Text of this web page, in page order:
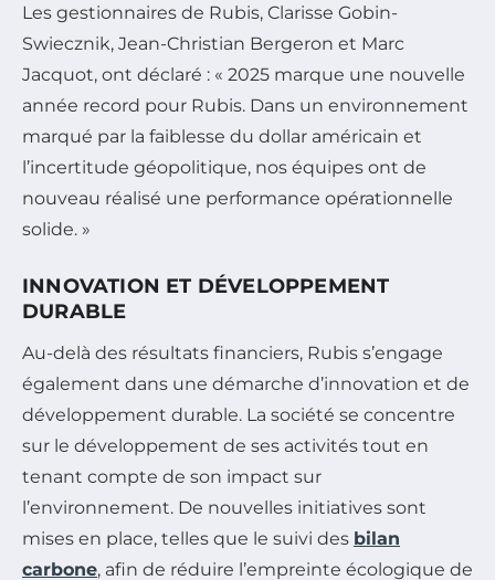
Les gestionnaires de Rubis, Clarisse Gobin-
Swiecznik, Jean-Christian Bergeron et Marc
Jacquot, ont déclaré : « 2025 marque une nouvelle
année record pour Rubis. Dans un environnement
marqué par la faiblesse du dollar américain et
l’incertitude géopolitique, nos équipes ont de
nouveau réalisé une performance opérationnelle
solide. »
INNOVATION ET DÉVELOPPEMENT
DURABLE
Au-delà des résultats financiers, Rubis s’engage
également dans une démarche d’innovation et de
développement durable. La société se concentre
sur le développement de ses activités tout en
tenant compte de son impact sur
l’environnement. De nouvelles initiatives sont
mises en place, telles que le suivi des bilan
carbone, afin de réduire l’empreinte écologique de